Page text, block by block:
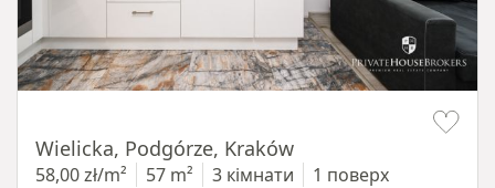
Wielicka, Podgórze, Kraków
58,00 zł/m² 57 m² 3 кімнати 1 поверх